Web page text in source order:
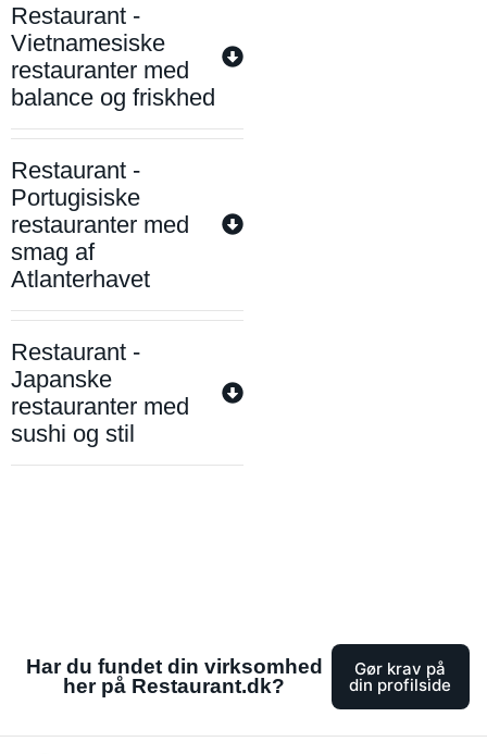
Restaurant -
Vietnamesiske
restauranter med
balance og friskhed
Restaurant -
Portugisiske
restauranter med
smag af
Atlanterhavet
Restaurant -
Japanske
restauranter med
sushi og stil
Har du fundet din virksomhed
her på Restaurant.dk?
Gør krav på
din profilside